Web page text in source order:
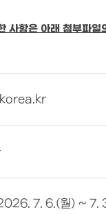
사항은 아래 첨부파일
7. 6.(월) ~ 7.